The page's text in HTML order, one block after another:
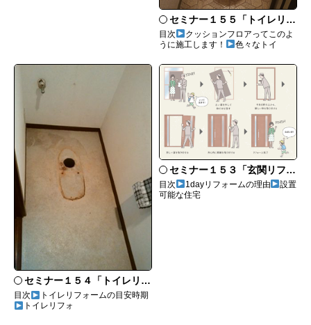
セミナー１５５「トイレリフォームのあれこれ」
目次
クッションフロアってこのよ
うに施工します！
色々なトイ
セミナー１５４「トイレリフォームは壁紙や床も一緒にリフォームするのがいい！」
目次
トイレリフォームの目安時期
トイレリフォ
セミナー１５３「玄関リフォームにおすすめなリシェントとは」
目次 1dayリフォームの理由
設置
可能な住宅